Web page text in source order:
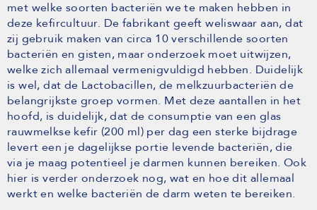
met welke soorten bacteriën we te maken hebben in
deze kefircultuur. De fabrikant geeft weliswaar aan, dat
zij gebruik maken van circa 10 verschillende soorten
bacteriën en gisten, maar onderzoek moet uitwijzen,
welke zich allemaal vermenigvuldigd hebben. Duidelijk
is wel, dat de Lactobacillen, de melkzuurbacteriën de
belangrijkste groep vormen. Met deze aantallen in het
hoofd, is duidelijk, dat de consumptie van een glas
rauwmelkse kefir (200 ml) per dag een sterke bijdrage
levert een je dagelijkse portie levende bacteriën, die
via je maag potentieel je darmen kunnen bereiken. Ook
hier is verder onderzoek nog, wat en hoe dit allemaal
werkt en welke bacteriën de darm weten te bereiken.